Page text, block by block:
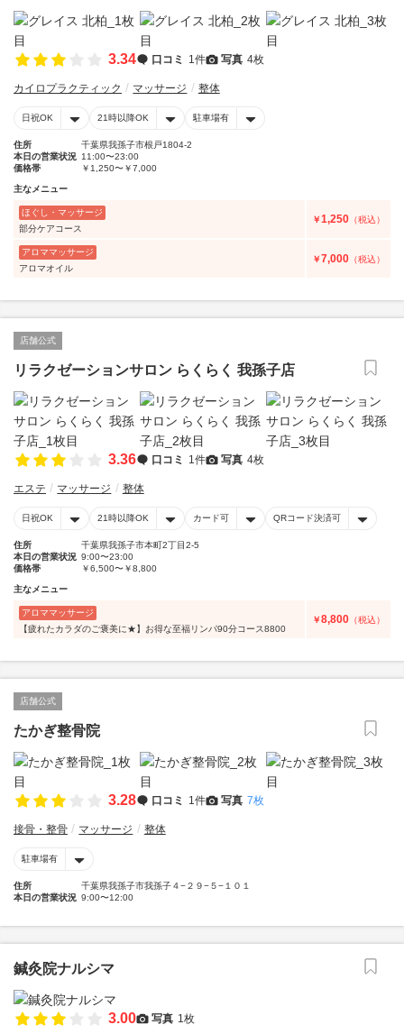
3.34 口コミ 1件 写真 4枚
カイロプラクティック マッサージ 整体
日祝OK 21時以降OK 駐車場有
住所
千葉県我孫子市根戸1804-2
本日の営業状況 11:00〜23:00
価格帯
￥1,250〜￥7,000
主なメニュー
ほぐし・マッサージ
部分ケアコース
￥1,250 （税込）
アロママッサージ
アロマオイル
￥7,000 （税込）
店舗公式
リラクゼーションサロン らくらく 我孫子店
3.36 口コミ 1件 写真 4枚
エステ マッサージ 整体
日祝OK 21時以降OK カード可 QRコード決済可
住所
千葉県我孫子市本町2丁目2-5
本日の営業状況 9:00〜23:00
価格帯
￥6,500〜￥8,800
主なメニュー
アロママッサージ
【疲れたカラダのご褒美に★】お得な至福リンパ90分コース8800
￥8,800 （税込）
店舗公式
たかぎ整骨院
3.28 口コミ 1件 写真 7枚
接骨・整骨 マッサージ 整体
駐車場有
住所
千葉県我孫子市我孫子４−２９−５−１０１
本日の営業状況 9:00〜12:00
鍼灸院ナルシマ
3.00 写真 1枚